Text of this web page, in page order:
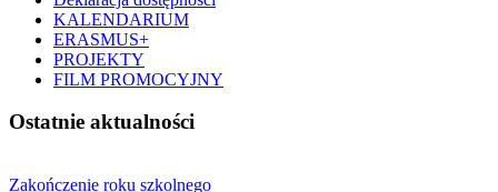
KALENDARIUM
ERASMUS+
PROJEKTY
FILM PROMOCYJNY
Ostatnie aktualności
Zakończenie roku szkolnego